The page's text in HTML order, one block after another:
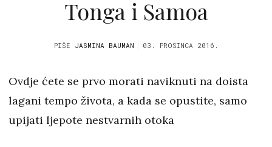
Tonga i Samoa
PIŠE JASMINA BAUMAN 03. PROSINCA 2016.
Ovdje ćete se prvo morati naviknuti na doista
lagani tempo života, a kada se opustite, samo
upijati ljepote nestvarnih otoka